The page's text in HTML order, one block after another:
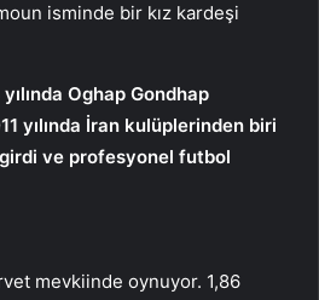
isminde bir kız kardeşi
Oghap Gondhap
yılında İran kulüplerinden biri
ve profesyonel futbol
mevkiinde oynuyor. 1,86